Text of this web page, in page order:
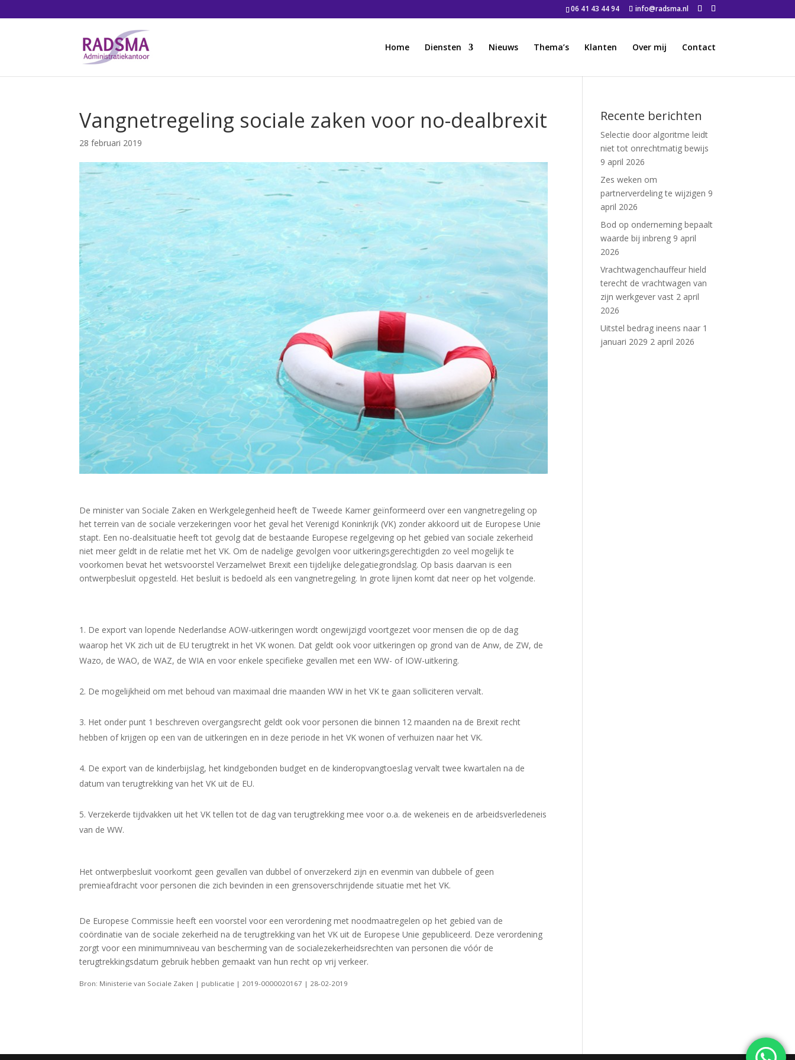
06 41 43 44 94 info@radsma.nl
Home Diensten Nieuws Thema’s Klanten Over mij Contact
Vangnetregeling sociale zaken voor no-dealbrexit
28 februari 2019
De minister van Sociale Zaken en Werkgelegenheid heeft de Tweede Kamer geïnformeerd over een vangnetregeling op
het terrein van de sociale verzekeringen voor het geval het Verenigd Koninkrijk (VK) zonder akkoord uit de Europese Unie
stapt. Een no-dealsituatie heeft tot gevolg dat de bestaande Europese regelgeving op het gebied van sociale zekerheid
niet meer geldt in de relatie met het VK. Om de nadelige gevolgen voor uitkeringsgerechtigden zo veel mogelijk te
voorkomen bevat het wetsvoorstel Verzamelwet Brexit een tijdelijke delegatiegrondslag. Op basis daarvan is een
ontwerpbesluit opgesteld. Het besluit is bedoeld als een vangnetregeling. In grote lijnen komt dat neer op het volgende.
De export van lopende Nederlandse AOW-uitkeringen wordt ongewijzigd voortgezet voor mensen die op de dag
waarop het VK zich uit de EU terugtrekt in het VK wonen. Dat geldt ook voor uitkeringen op grond van de Anw, de ZW, de
Wazo, de WAO, de WAZ, de WIA en voor enkele specifieke gevallen met een WW- of IOW-uitkering.
De mogelijkheid om met behoud van maximaal drie maanden WW in het VK te gaan solliciteren vervalt.
Het onder punt 1 beschreven overgangsrecht geldt ook voor personen die binnen 12 maanden na de Brexit recht
hebben of krijgen op een van de uitkeringen en in deze periode in het VK wonen of verhuizen naar het VK.
De export van de kinderbijslag, het kindgebonden budget en de kinderopvangtoeslag vervalt twee kwartalen na de
datum van terugtrekking van het VK uit de EU.
Verzekerde tijdvakken uit het VK tellen tot de dag van terugtrekking mee voor o.a. de wekeneis en de arbeidsverledeneis
van de WW.
Het ontwerpbesluit voorkomt geen gevallen van dubbel of onverzekerd zijn en evenmin van dubbele of geen
premieafdracht voor personen die zich bevinden in een grensoverschrijdende situatie met het VK.
De Europese Commissie heeft een voorstel voor een verordening met noodmaatregelen op het gebied van de
coördinatie van de sociale zekerheid na de terugtrekking van het VK uit de Europese Unie gepubliceerd. Deze verordening
zorgt voor een minimumniveau van bescherming van de socialezekerheidsrechten van personen die vóór de
terugtrekkingsdatum gebruik hebben gemaakt van hun recht op vrij verkeer.
Bron: Ministerie van Sociale Zaken | publicatie | 2019-0000020167 | 28-02-2019
Recente berichten
Selectie door algoritme leidt
niet tot onrechtmatig bewijs
9 april 2026
Zes weken om
partnerverdeling te wijzigen 9
april 2026
Bod op onderneming bepaalt
waarde bij inbreng 9 april
2026
Vrachtwagenchauffeur hield
terecht de vrachtwagen van
zijn werkgever vast 2 april
2026
Uitstel bedrag ineens naar 1
januari 2029 2 april 2026